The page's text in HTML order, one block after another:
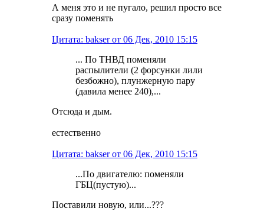
А меня это и не пугало, решил просто все
сразу поменять
Цитата: bakser от 06 Дек, 2010 15:15
... По ТНВД поменяли
распылители (2 форсунки лили
безбожно), плунжерную пару
(давила менее 240),...
Отсюда и дым.
естественно
Цитата: bakser от 06 Дек, 2010 15:15
...По двигателю: поменяли
ГБЦ(пустую)...
Поставили новую, или...???